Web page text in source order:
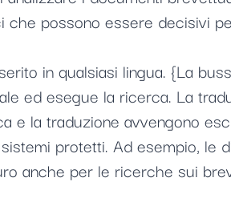
che possono essere decisivi
in qualsiasi lingua. {La
ed esegue la ricerca. La
e la traduzione avvengono
protetti. Ad esempio, le
anche per le ricerche sui